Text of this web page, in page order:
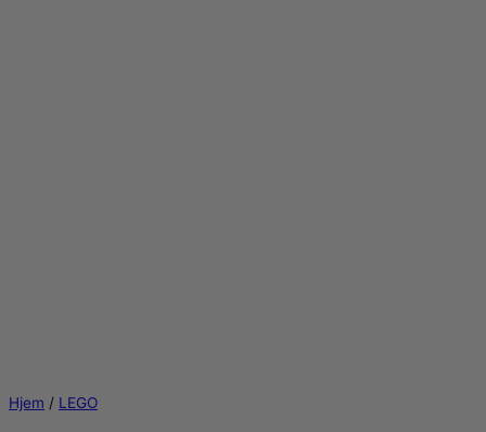
Hjem / LEGO